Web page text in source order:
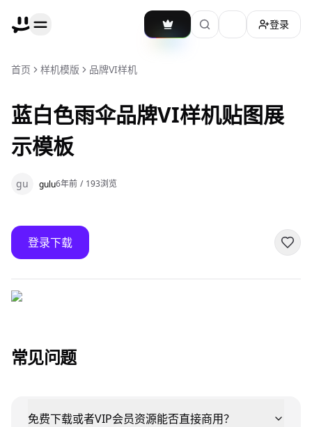
加载主题切换
登录
首页 样机模版 品牌VI样机
蓝白色雨伞品牌VI样机贴图展
示模板
gu gulu6年前 / 193浏览
登录下载
常见问题
免费下载或者VIP会员资源能否直接商用？